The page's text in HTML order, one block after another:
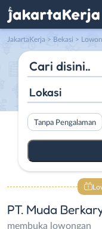
JakartaKerja > Bekasi >
Lokasi
Tanpa Pengalaman
PT. Muda
membuka lowongan